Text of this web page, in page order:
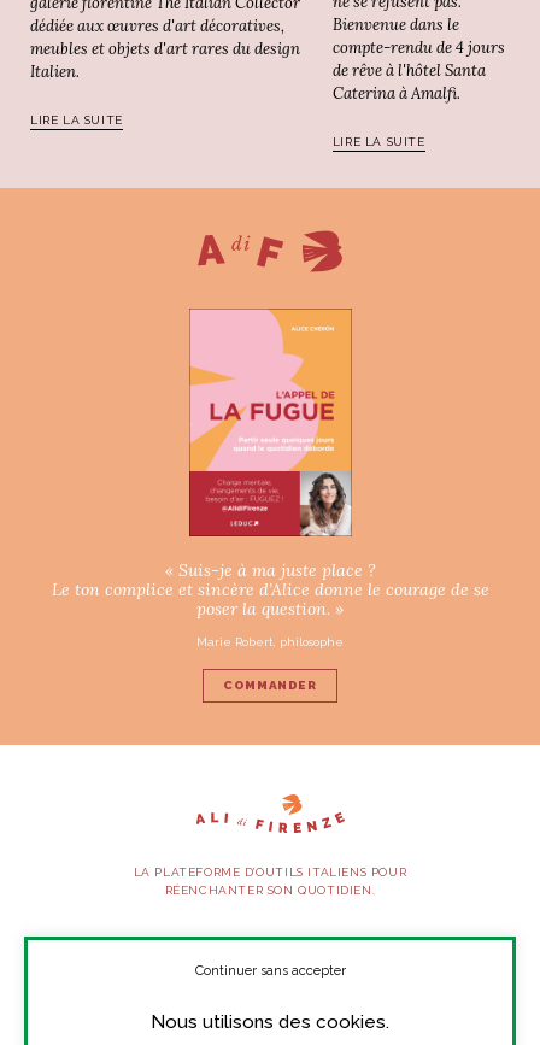
dédiée aux œuvres d'art décoratives,
meubles et objets d'art rares du design
Italien.
LIRE LA SUITE
Bienvenue dans le
compte-rendu de 4 jours
de rêve à l'hôtel Santa
Caterina à Amalfi.
LIRE LA SUITE
« Suis-je à ma juste place ?
Le ton complice et sincère d’Alice donne le courage de se
poser la question. »
Marie Robert, philosophe
COMMANDER
LA PLATEFORME D’OUTILS ITALIENS POUR
RÉENCHANTER SON QUOTIDIEN.
SUIVEZ-NOUS
Nous utilisons des cookies.
Continuer sans accepter